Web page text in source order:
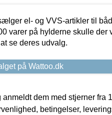
el- og VVS-artikler til
varer på hylderne skulle der
se deres udvalg.
på Wattoo.dk
dem med stjerner fra
betingelser,